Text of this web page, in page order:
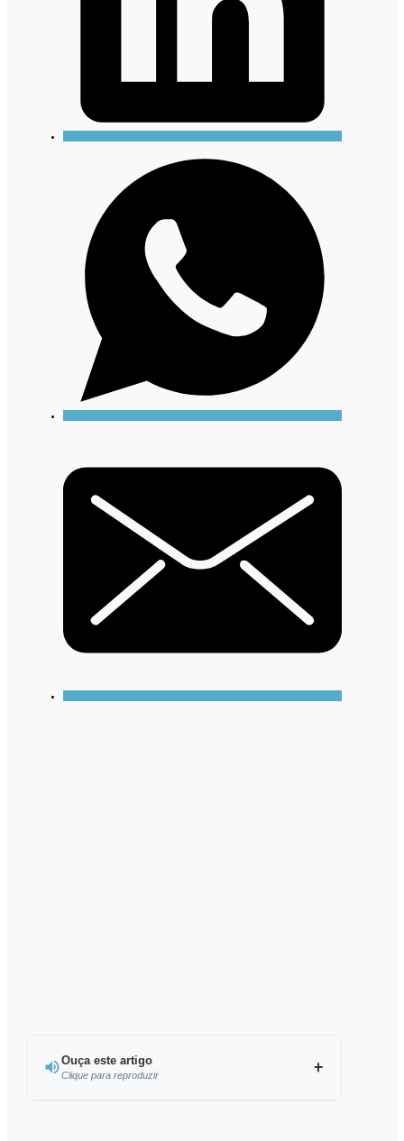
Ouça este artigo
Clique para reproduzir